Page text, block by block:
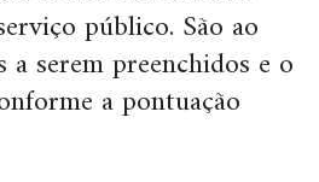
público. São ao
serem preenchidos e o
a pontuação